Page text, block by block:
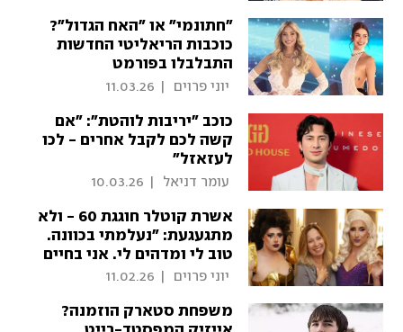
"חתונמי" או "האח הגדול"?
כוכבות הריאליטי החדשות
התבלבלו בפורמט
יוני פרוים 11.03.26
כוכב "יריבות לוהטת": "אם
קשה לכם לקבל אחרים - לכו
לעזאזל"
עומר דניאל 10.03.26
אשרת קוטלר חוגגת 60 - ולא
מתגעגעת: "נעלמתי בכוונה.
טוב לי ומדהים לי. אני בחיים
אחרים"
יוני פרוים 11.02.26
משפחת סטארק הוזמנה?